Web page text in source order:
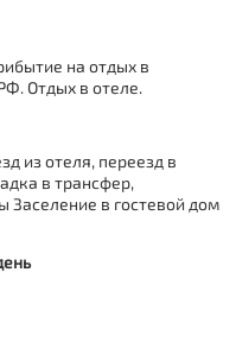
на отдых в
Отдых в отеле.
из отеля, переезд в
в трансфер,
Заселение в гостевой дом